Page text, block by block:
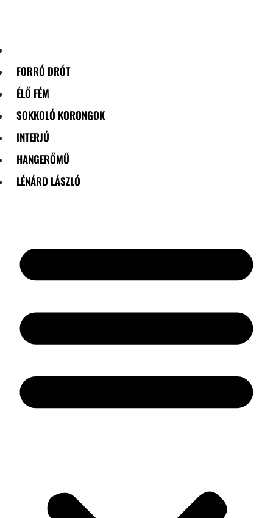
FORRÓ DRÓT
ÉLŐ FÉM
SOKKOLÓ KORONGOK
INTERJÚ
HANGERŐMŰ
LÉNÁRD LÁSZLÓ